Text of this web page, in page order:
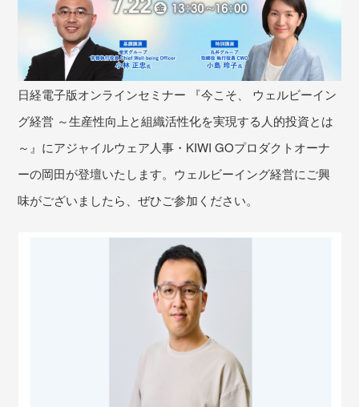
日経電子版オンラインセミナー 『今こそ、 ウェルビーイン
グ経営 ～生産性向上と組織活性化を実現する人的投資とは
～』にアジャイルウェア人事・KIWI GOプロダクトオーナ
ーの岡田が登壇いたします。ウェルビーイング経営にご興
味がございましたら、ぜひご参加ください。